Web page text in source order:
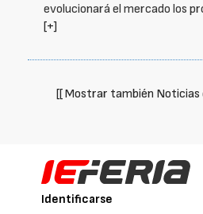
evolucionará el mercado los
[+]
[[ Mostrar también Noticias
Identificarse